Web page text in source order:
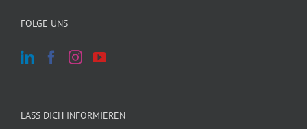
FOLGE UNS
LASS DICH INFORMIEREN